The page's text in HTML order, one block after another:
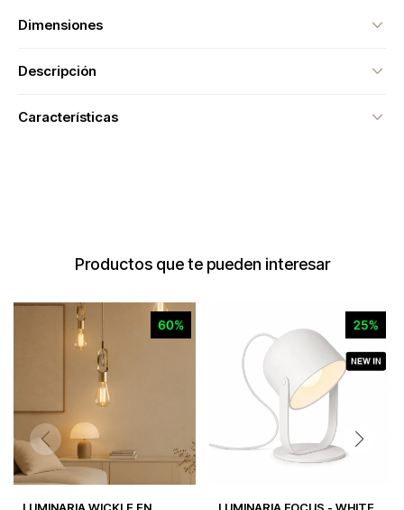
Dimensiones
Descripción
Características
Productos que te pueden interesar
LUMINARIA WICKLE EN
LUMINARIA FOCUS - WHITE